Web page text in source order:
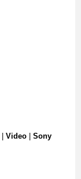
Video
Sony